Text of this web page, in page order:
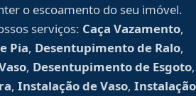
o escoamento do seu imóvel.
serviços: Caça Vazamento,
Pia, Desentupimento de Ralo,
, Desentupimento de Esgoto,
, Instalação de Vaso, Instalação